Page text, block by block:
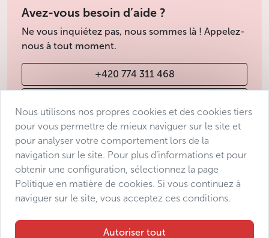
Avez-vous besoin d’aide ?
Ne vous inquiétez pas, nous sommes là ! Appelez-
nous à tout moment.
+420 774 311 468
Conditions de vente
Protection des données
Déclaration d’accessibilité
Manage consent
Nous utilisons nos propres cookies et des cookies tiers
pour vous permettre de mieux naviguer sur le site et
pour analyser votre comportement lors de la
navigation sur le site. Pour plus d’informations et pour
obtenir une configuration, sélectionnez la page
Politique en matière de cookies. Si vous continuez à
naviguer sur le site, vous acceptez ces conditions.
Autoriser tout